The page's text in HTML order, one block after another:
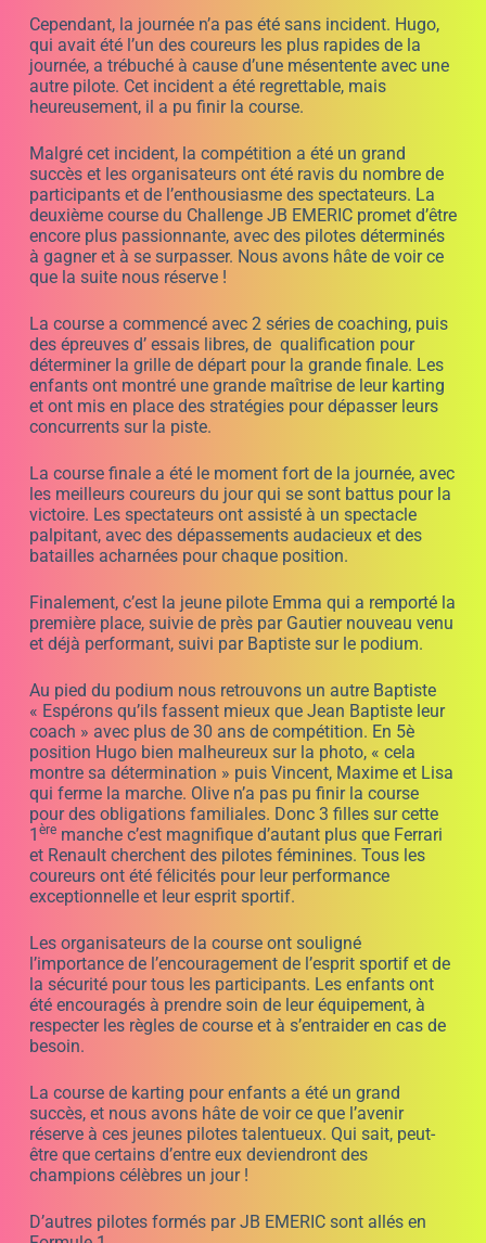
Finalement, c’est la jeune pilote Emma qui a remporté la
première place, suivie de près par Gautier nouveau venu
et déjà performant, suivi par Baptiste sur le podium.
Au pied du podium nous retrouvons un autre Baptiste
« Espérons qu’ils fassent mieux que Jean Baptiste leur
coach » avec plus de 30 ans de compétition. En 5è
position Hugo bien malheureux sur la photo, « cela
montre sa détermination » puis Vincent, Maxime et Lisa
qui ferme la marche. Olive n’a pas pu finir la course
pour des obligations familiales. Donc 3 filles sur cette
1èremanche c’est magnifique d’autant plus que Ferrari
coureurs ont été félicités pour leur performance
exceptionnelle et leur esprit sportif.
Les organisateurs de la course ont souligné
l’importance de l’encouragement de l’esprit sportif et de
la sécurité pour tous les participants. Les enfants ont
respecter les règles de course et à s’entraider en cas de
besoin.
La course de karting pour enfants a été un grand
succès, et nous avons hâte de voir ce que l’avenir
être que certains d’entre eux deviendront des
champions célèbres un jour !
Formule 1.
Un résumé de cette course sera sur la chaîne YOU TUBE
JB EMERIC ;
___________________________________________________
La Penne sur Huveaune le mercredi 25 mai à 13 h,
Cuges les Pins le samedi 11 juin à 11 h 30,
Brignoles le samedi 10 septembre à 9 h 00,
Hyères le samedi 15 octobre à 9 h 30,
Cuges les Pins le samedi 12 novembre à 13 h 30.
finale et remise des prix. En direct sur Tik Tok